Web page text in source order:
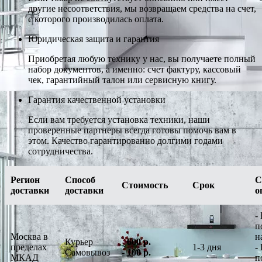
другие несоответствия, мы возвращаем средства на счет,
с которого производилась оплата.
Юридическая защита и гарантия
Приобретая любую технику у нас, вы получаете полный
набор документов, а именно: счет фактуру, кассовый
чек, гарантийный талон или сервисную книгу.
Гарантия качественной установки
Если вам требуется установка техники, наши
проверенные партнеры всегда готовы помочь вам в
этом. Качество гарантированно долгими годами
сотрудничества.
Регион
доставки
Способ
доставки
Стоимость Срок
Москва в
пределах
МКАД
Курьер
Самовывоз
-600 р.
-100 р.
1-3 дня
-
-